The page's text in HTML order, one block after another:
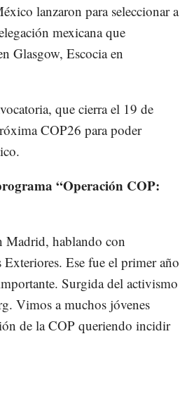
lanzaron para seleccionar a
mexicana que
Glasgow, Escocia en
que cierra el 19 de
COP26 para poder
“Operación COP:
Madrid, hablando con
Ese fue el primer año
Surgida del activismo
Vimos a muchos jóvenes
de la COP queriendo incidir